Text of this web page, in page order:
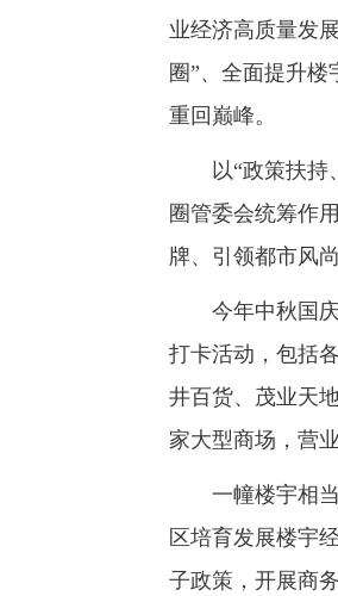
业经济高质量发
圈”、全面提升
重回巅峰。
以“政策扶持、
圈管委会统筹作
牌、引领都市风
今年中秋国庆
打卡活动，包括
井百货、茂业天
家大型商场，营
一幢楼宇相当
区培育发展楼宇
子政策，开展商